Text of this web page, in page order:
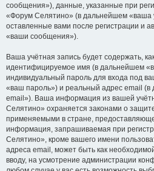
сообщения»), данные, указанные при
«Форум Селятино» (в дальнейшем «ваша
оставленные вами после регистрации и
«ваши сообщения»).
Ваша учётная запись будет содержать,
идентифицируемое имя (в дальнейшем
индивидуальный пароль для входа под
«ваш пароль») и реальный адрес email
email»). Ваша информация из вашей
Селятино» охраняется законами о
применяемыми в стране,
информация, запрашиваемая при
Селятино», кроме вашего имени
адреса email, может быть как
вводу, на усмотрение администрации